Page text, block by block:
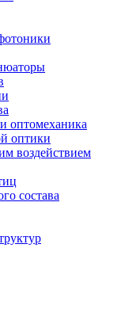
оптомеханика
оптики
воздействием
состава